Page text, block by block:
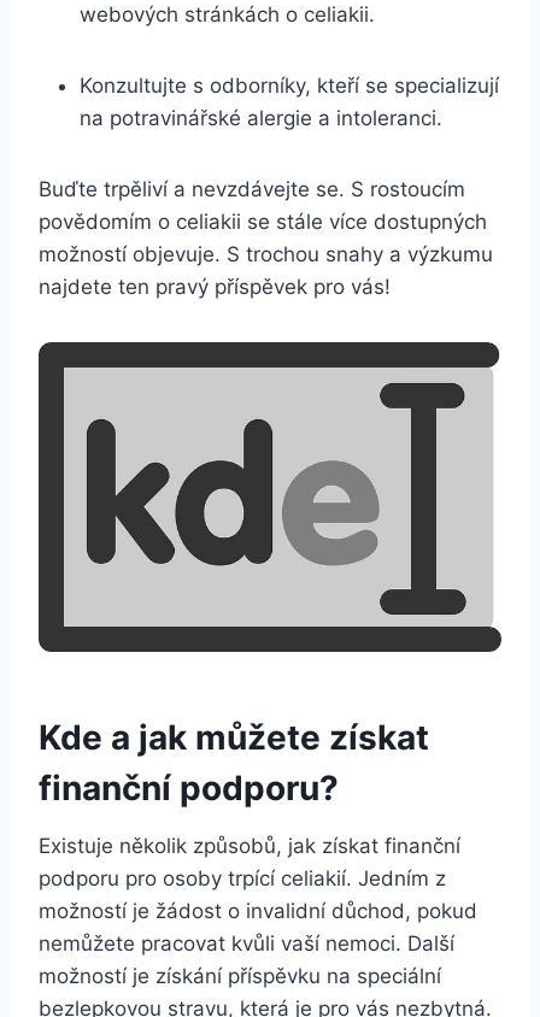
webových stránkách o celiakii.
Konzultujte s odborníky, kteří se specializují
na potravinářské alergie a intoleranci.
Buďte trpěliví a nevzdávejte se. S rostoucím
povědomím o celiakii se stále více dostupných
možností objevuje. S trochou snahy a výzkumu
najdete ten pravý příspěvek pro vás!
Kde a jak můžete získat
finanční podporu?
Existuje několik způsobů, jak získat finanční
podporu pro osoby trpící celiakií. Jedním z
možností je žádost o invalidní důchod, pokud
nemůžete pracovat kvůli vaší nemoci. Další
možností je získání příspěvku na speciální
bezlepkovou stravu, která je pro vás nezbytná.